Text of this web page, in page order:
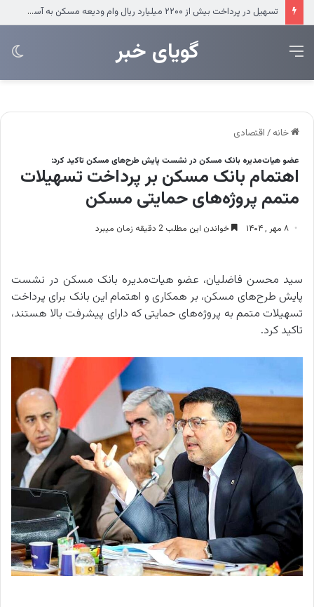
تسهیل در پرداخت بیش از ۲۲۰۰ میلیارد ریال وام ودیعه مسکن به آسیب‌دیدگان جنگ در هرمزگان
‌‌‌گویای خبر منو
خانه / اقتصادی
عضو هیات‌مدیره بانک مسکن در نشست پایش طرح‌های مسکن تاکید کرد:
اهتمام بانک مسکن بر پرداخت تسهیلات
متمم پروژه‌های حمایتی مسکن
۸ مهر , ۱۴۰۴ خواندن این مطلب 2 دقیقه زمان میبرد
سید محسن فاضلیان، عضو هیات‌مدیره بانک مسکن در نشست
پایش طرح‌های مسکن، بر همکاری و اهتمام این بانک برای پرداخت
تسهیلات متمم به پروژه‌های حمایتی که دارای پیشرفت بالا هستند،
تاکید کرد.